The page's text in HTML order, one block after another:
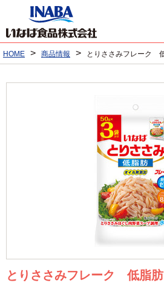
HOME > 商品情報 > とりささみフレーク
とりささみフレーク 低脂